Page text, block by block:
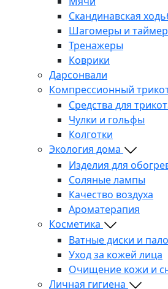
Скандинавская
Шагомеры и
Тренажеры
Коврики
Дарсонвали
Компрессионный
Средства для
Чулки и гольфы
Колготки
Экология дома
Изделия для
Соляные лампы
Качество воздуха
Ароматерапия
Косметика
Ватные диски и
Уход за кожей лица
Очищение кожи и
Личная гигиена